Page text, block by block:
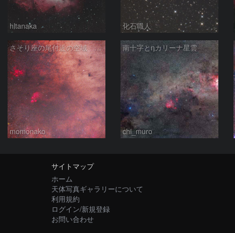
hltanaka 化石職人
さそり座の尾付近の空域 260718
momonako
南十字とηカリーナ星雲
chi_muro
サイトマップ
ホーム
天体写真ギャラリーについて
利用規約
ログイン/新規登録
お問い合わせ